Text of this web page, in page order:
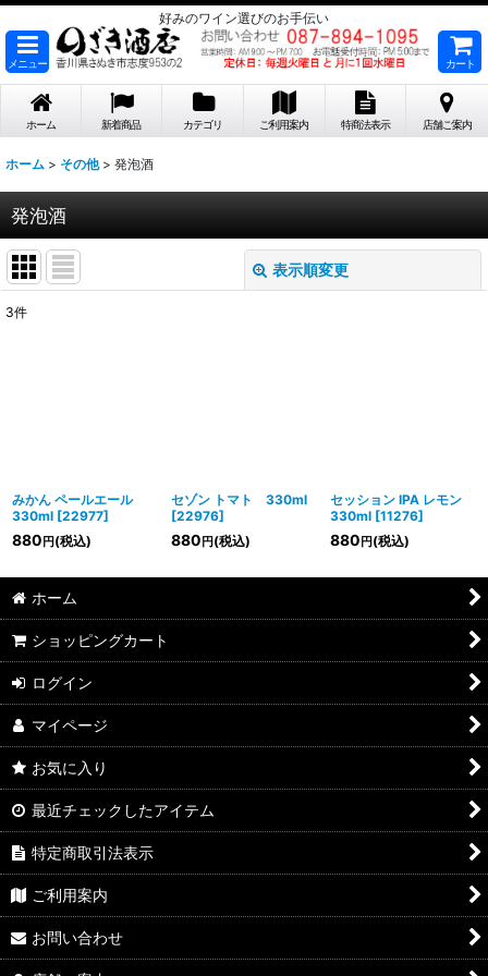
好みのワイン選びのお手伝い
メニュー カート
ホーム 新着商品 カテゴリ ご利用案内 特商法表示 店舗ご案内
ホーム > その他 > 発泡酒
発泡酒
表示順変更
3件
みかん ペールエール
330ml [22977]
880 円 (税込)
セゾン トマト 330ml
[22976]
880 円(税込)
セッション IPA レモン
330ml [11276]
880 円(税込)
ホーム
ショッピングカート
ログイン
マイページ
お気に入り
最近チェックしたアイテム
特定商取引法表示
ご利用案内
お問い合わせ